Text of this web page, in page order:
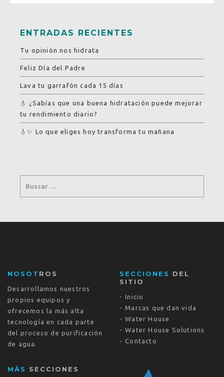
ENTRADAS RECIENTES
Tu opinión nos hidrata
Feliz Día del Padre
Lava tu garrafón cada 15 días
💧 ¿Sabías que una buena hidratación puede mejorar
tu rendimiento diario?
💧✨ Lo que eliges hoy transforma tu mañana
NOSOT ROS
Desarrollamos nuestros
propios equipos y
ofrecemos la más alta
tecnología en cada parte
del proceso de purificación
de agua.
SECCIONES DEL
SITIO
Inicio
Marcas que dan vida
Water House
Water House Solutions
Contacto
MÁS SECCIONES